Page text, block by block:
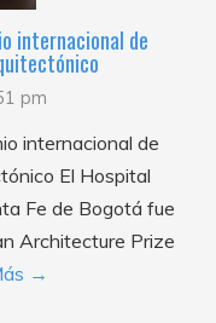
internacional de
pm
internacional de
El Hospital
Fe de Bogotá fue
Architecture Prize
→